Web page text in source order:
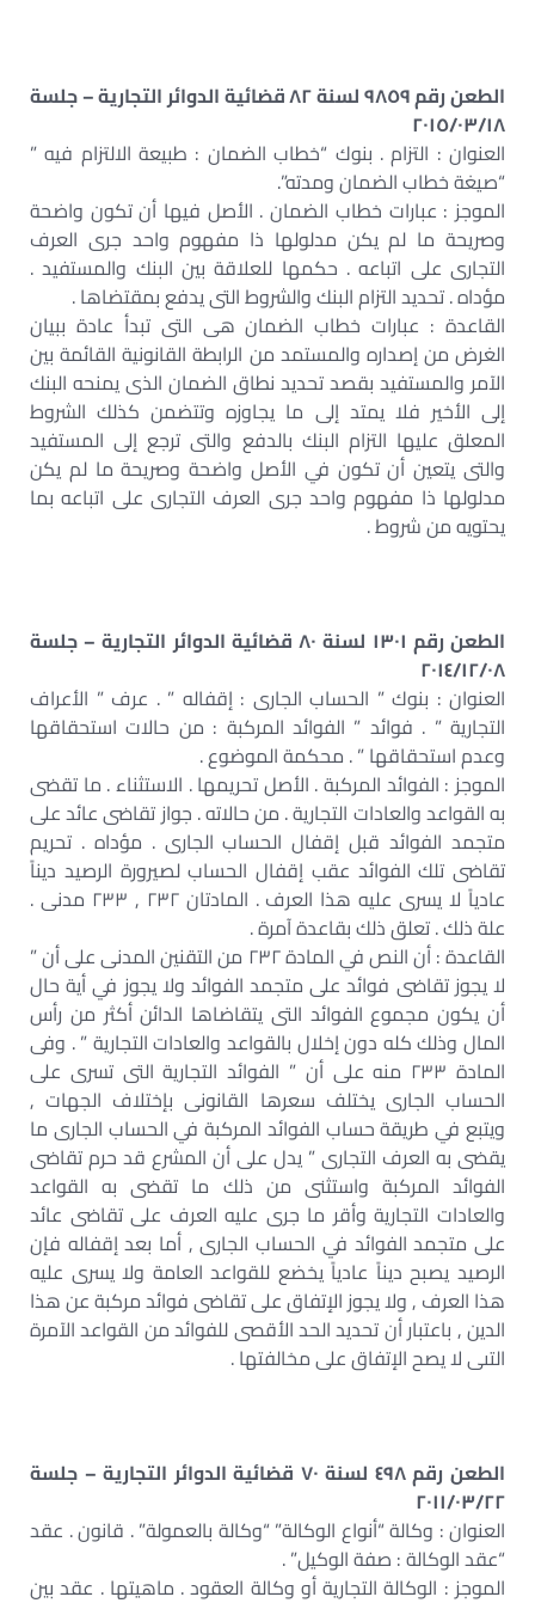
الطعن رقم ٩٨٥٩ لسنة ٨٢ قضائية الدوائر التجارية – جلسة
٢٠١٥/٠٣/١٨
العنوان : التزام . بنوك “خطاب الضمان : طبيعة الالتزام فيه ”
“صيغة خطاب الضمان ومدته”.
الموجز : عبارات خطاب الضمان . الأصل فيها أن تكون واضحة
وصريحة ما لم يكن مدلولها ذا مفهوم واحد جرى العرف
التجارى على اتباعه . حكمها للعلاقة بين البنك والمستفيد .
مؤداه . تحديد التزام البنك والشروط التى يدفع بمقتضاها .
القاعدة : عبارات خطاب الضمان هى التى تبدأ عادة ببيان
الغرض من إصداره والمستمد من الرابطة القانونية القائمة بين
الآمر والمستفيد بقصد تحديد نطاق الضمان الذى يمنحه البنك
إلى الأخير فلا يمتد إلى ما يجاوزه وتتضمن كذلك الشروط
المعلق عليها التزام البنك بالدفع والتى ترجع إلى المستفيد
والتى يتعين أن تكون في الأصل واضحة وصريحة ما لم يكن
مدلولها ذا مفهوم واحد جرى العرف التجارى على اتباعه بما
يحتويه من شروط .
الطعن رقم ١٣٠١ لسنة ٨٠ قضائية الدوائر التجارية – جلسة
٢٠١٤/١٢/٠٨
العنوان : بنوك ” الحساب الجارى : إقفاله ” . عرف ” الأعراف
التجارية ” . فوائد ” الفوائد المركبة : من حالات استحقاقها
وعدم استحقاقها ” . محكمة الموضوع .
الموجز : الفوائد المركبة . الأصل تحريمها . الاستثناء . ما تقضى
به القواعد والعادات التجارية . من حالاته . جواز تقاضى عائد على
متجمد الفوائد قبل إقفال الحساب الجارى . مؤداه . تحريم
تقاضى تلك الفوائد عقب إقفال الحساب لصيرورة الرصيد ديناً
عادياً لا يسرى عليه هذا العرف . المادتان ٢٣٢ , ٢٣٣ مدنى .
علة ذلك . تعلق ذلك بقاعدة آمرة .
القاعدة : أن النص في المادة ٢٣٢ من التقنين المدنى على أن ”
لا يجوز تقاضى فوائد على متجمد الفوائد ولا يجوز في أية حال
أن يكون مجموع الفوائد التى يتقاضاها الدائن أكثر من رأس
المال وذلك كله دون إخلال بالقواعد والعادات التجارية ” . وفى
المادة ٢٣٣ منه على أن ” الفوائد التجارية التى تسرى على
الحساب الجارى يختلف سعرها القانونى بإختلاف الجهات ,
ويتبع في طريقة حساب الفوائد المركبة في الحساب الجارى ما
يقضى به العرف التجارى ” يدل على أن المشرع قد حرم تقاضى
الفوائد المركبة واستثنى من ذلك ما تقضى به القواعد
والعادات التجارية وأقر ما جرى عليه العرف على تقاضى عائد
على متجمد الفوائد في الحساب الجارى , أما بعد إقفاله فإن
الرصيد يصبح ديناً عادياً يخضع للقواعد العامة ولا يسرى عليه
هذا العرف , ولا يجوز الإتفاق على تقاضى فوائد مركبة عن هذا
الدين , باعتبار أن تحديد الحد الأقصى للفوائد من القواعد الآمرة
التىى لا يصح الإتفاق على مخالفتها .
الطعن رقم ٤٩٨ لسنة ٧٠ قضائية الدوائر التجارية – جلسة
٢٠١١/٠٣/٢٢
العنوان : وكالة “أنواع الوكالة” “وكالة بالعمولة” . قانون . عقد
“عقد الوكالة : صفة الوكيل” .
الموجز : الوكالة التجارية أو وكالة العقود . ماهيتها . عقد بين